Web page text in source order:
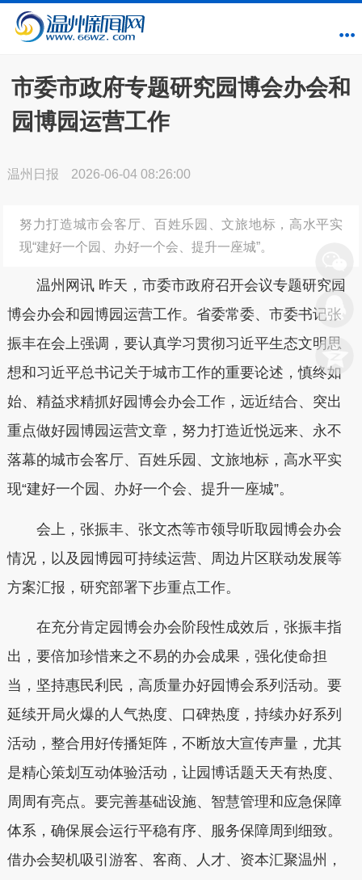
市委市政府专题研究园博会办会和
园博园运营工作
温州日报 2026-06-04 08:26:00
努力打造城市会客厅、百姓乐园、文旅地标，高水平实
现“建好一个园、办好一个会、提升一座城”。
温州网讯 昨天，市委市政府召开会议专题研究园
博会办会和园博园运营工作。省委常委、市委书记张
振丰在会上强调，要认真学习贯彻习近平生态文明思
想和习近平总书记关于城市工作的重要论述，慎终如
始、精益求精抓好园博会办会工作，远近结合、突出
重点做好园博园运营文章，努力打造近悦远来、永不
落幕的城市会客厅、百姓乐园、文旅地标，高水平实
现“建好一个园、办好一个会、提升一座城”。
会上，张振丰、张文杰等市领导听取园博会办会
情况，以及园博园可持续运营、周边片区联动发展等
方案汇报，研究部署下步重点工作。
在充分肯定园博会办会阶段性成效后，张振丰指
出，要倍加珍惜来之不易的办会成果，强化使命担
当，坚持惠民利民，高质量办好园博会系列活动。要
延续开局火爆的人气热度、口碑热度，持续办好系列
活动，整合用好传播矩阵，不断放大宣传声量，尤其
是精心策划互动体验活动，让园博话题天天有热度、
周周有亮点。要完善基础设施、智慧管理和应急保障
体系，确保展会运行平稳有序、服务保障周到细致。
借办会契机吸引游客、客商、人才、资本汇聚温州，